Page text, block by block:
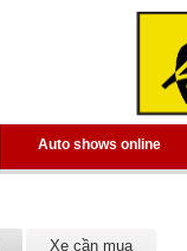
Auto shows online
Xe cần mua